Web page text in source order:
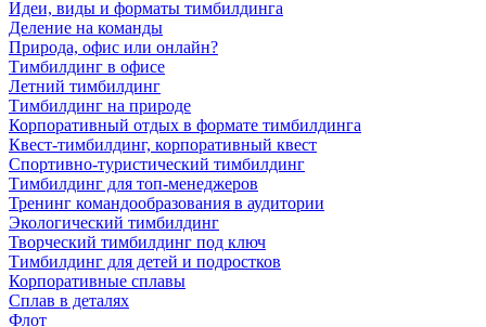
Идеи, виды и форматы тимбилдинга
Деление на команды
Природа, офис или онлайн?
Тимбилдинг в офисе
Летний тимбилдинг
Тимбилдинг на природе
Корпоративный отдых в формате тимбилдинга
Квест-тимбилдинг, корпоративный квест
Спортивно-туристический тимбилдинг
Тимбилдинг для топ-менеджеров
Тренинг командообразования в аудитории
Экологический тимбилдинг
Творческий тимбилдинг под ключ
Тимбилдинг для детей и подростков
Корпоративные сплавы
Сплав в деталях
Флот